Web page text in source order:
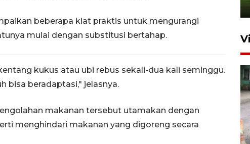
beberapa kiat praktis untuk mengurangi
mulai dengan substitusi bertahap.
kukus atau ubi rebus sekali-dua kali seminggu.
bisa beradaptasi," jelasnya.
makanan tersebut utamakan dengan
menghindari makanan yang digoreng secara